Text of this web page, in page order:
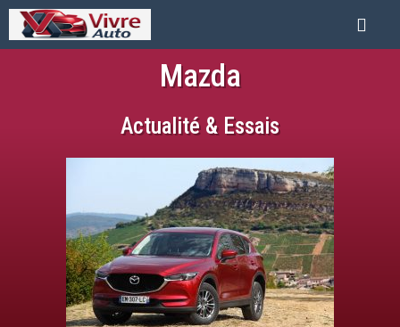
Mazda
Actualité & Essais